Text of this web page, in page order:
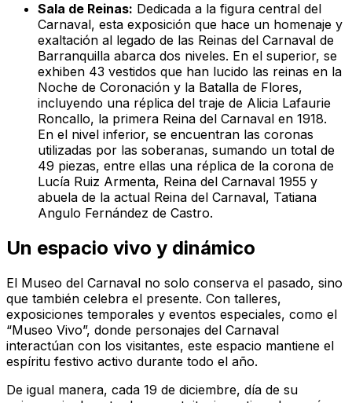
Sala de Reinas: Dedicada a la figura central del
Carnaval, esta exposición que hace un homenaje y
exaltación al legado de las Reinas del Carnaval de
Barranquilla abarca dos niveles. En el superior, se
exhiben 43 vestidos que han lucido las reinas en la
Noche de Coronación y la Batalla de Flores,
incluyendo una réplica del traje de Alicia Lafaurie
Roncallo, la primera Reina del Carnaval en 1918.
En el nivel inferior, se encuentran las coronas
utilizadas por las soberanas, sumando un total de
49 piezas, entre ellas una réplica de la corona de
Lucía Ruiz Armenta, Reina del Carnaval 1955 y
abuela de la actual Reina del Carnaval, Tatiana
Angulo Fernández de Castro.
Un espacio vivo y dinámico
El Museo del Carnaval no solo conserva el pasado, sino
que también celebra el presente. Con talleres,
exposiciones temporales y eventos especiales, como el
“Museo Vivo”, donde personajes del Carnaval
interactúan con los visitantes, este espacio mantiene el
espíritu festivo activo durante todo el año.
De igual manera, cada 19 de diciembre, día de su